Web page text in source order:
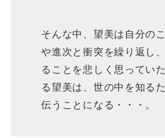
そんな中、望美は自分の
や進次と衝突を繰り返し
ることを悲しく思ってい
る望美は、世の中を知る
伝うことになる・・・。